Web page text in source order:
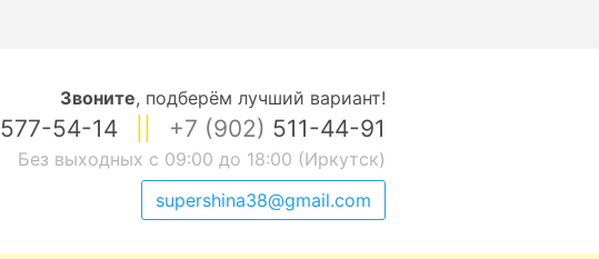
Звоните, подберём лучший вариант!
577-54-14 +7 (902) 511-44-91
Без выходных с 09:00 до 18:00 (Иркутск)
supershina38@gmail.com